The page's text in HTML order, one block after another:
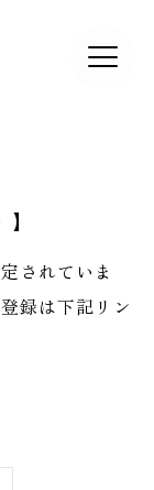
されていま
録は下記リン